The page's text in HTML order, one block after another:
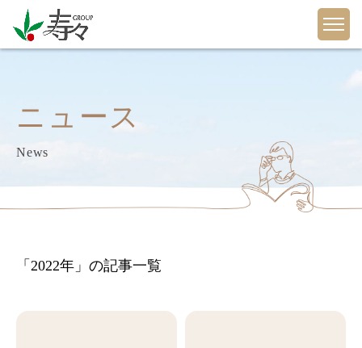
ニュース
News
「2022年」の記事一覧